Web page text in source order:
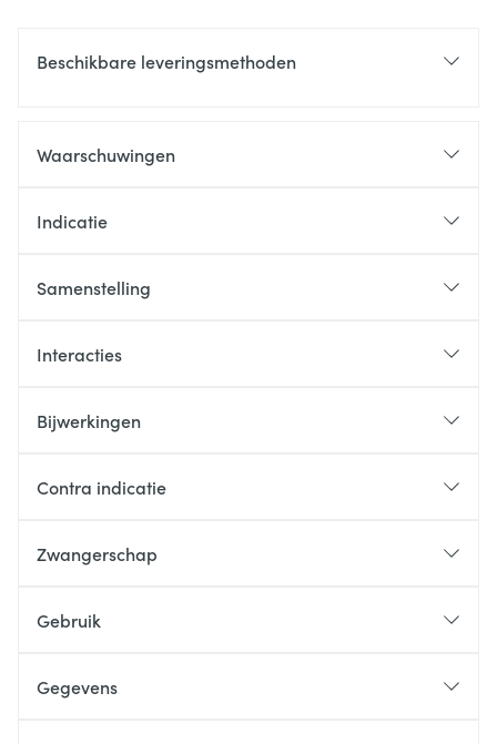
Beschikbare leveringsmethoden
Waarschuwingen
Indicatie
Samenstelling
Interacties
Bijwerkingen
Contra indicatie
Zwangerschap
Gebruik
Gegevens